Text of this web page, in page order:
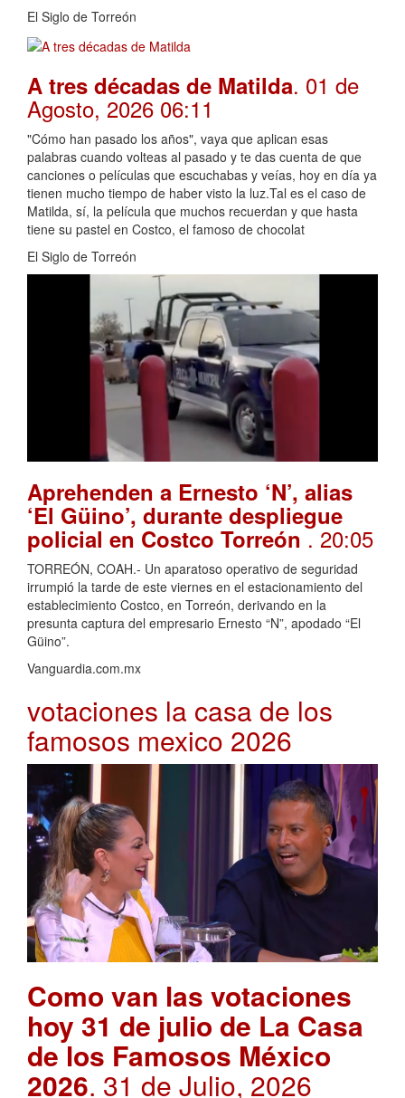
El Siglo de Torreón
A tres décadas de Matilda. 01 de
Agosto, 2026 06:11
"Cómo han pasado los años", vaya que aplican esas
palabras cuando volteas al pasado y te das cuenta de que
canciones o películas que escuchabas y veías, hoy en día ya
tienen mucho tiempo de haber visto la luz.Tal es el caso de
Matilda, sí, la película que muchos recuerdan y que hasta
tiene su pastel en Costco, el famoso de chocolat
El Siglo de Torreón
Aprehenden a Ernesto ‘N’, alias
‘El Güino’, durante despliegue
policial en Costco Torreón. 20:05
TORREÓN, COAH.- Un aparatoso operativo de seguridad
irrumpió la tarde de este viernes en el estacionamiento del
establecimiento Costco, en Torreón, derivando en la
presunta captura del empresario Ernesto “N”, apodado “El
Güino”.
Vanguardia.com.mx
votaciones la casa de los
famosos mexico 2026
Como van las votaciones
hoy 31 de julio de La Casa
de los Famosos México
2026. 31 de Julio, 2026